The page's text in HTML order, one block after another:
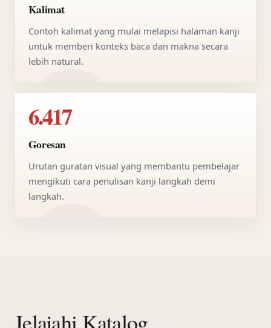
Kalimat
Contoh kalimat yang mulai melapisi halaman kanji
untuk memberi konteks baca dan makna secara
lebih natural.
6.417
Goresan
Urutan guratan visual yang membantu pembelajar
mengikuti cara penulisan kanji langkah demi
langkah.
Jelajahi Katalog